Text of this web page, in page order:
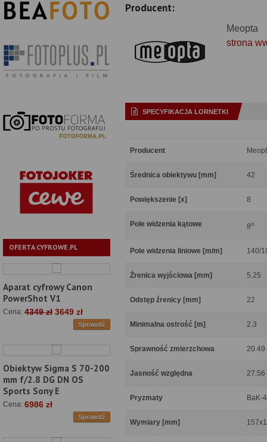
OFERTA CYFROWE.PL
Aparat cyfrowy Canon
PowerShot V1
Cena: 4349 zł 3649 zł
Sprawdź
Obiektyw Sigma S 70-200
mm f/2.8 DG DN OS
Sports Sony E
Cena: 6986 zł
Sprawdź
Producent:
Meopta
strona
SPECYFIKACJA LORNETKI
Producent
Średnica obiektywu [mm] 42
Powiększenie [x] 8
Pole widzenia kątowe 8o
Pole widzenia liniowe [m/m] 140/
Źrenica wyjściowa [mm] 5.25
Odstęp źrenicy [mm] 22
Minimalna ostrość [m] 2.3
Sprawność zmierzchowa 20.49
Jasność względna 27.56
Pryzmaty BaK-
Wymiary [mm]